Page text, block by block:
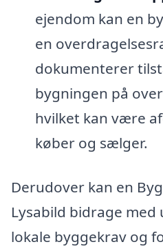
ejendom kan en
en
dokumenterer
bygningen på
hvilket kan være
køber og sælger.
Derudover kan en
Lysabild bidrage
lokale byggekrav og